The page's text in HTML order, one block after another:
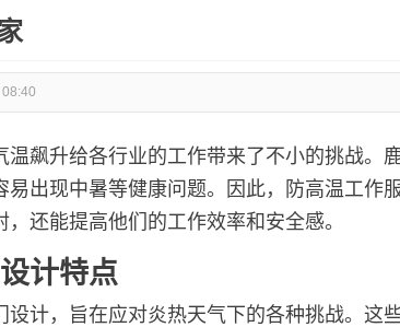
飙升给各行业的工作带来了不小的挑战。
易出现中暑等健康问题。因此，防高温工作
还能提高他们的工作效率和安全感。
计特点
计，旨在应对炎热天气下的各种挑战。这